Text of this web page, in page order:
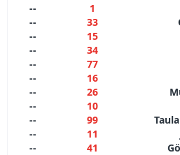
-- 1
--
33
--
15
--
34
--
77
--
16
--
26
--
10
--
99
--
11
--
41